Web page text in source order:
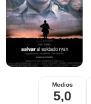
Medios
5,0